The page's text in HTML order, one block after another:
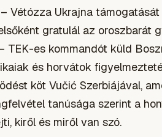
Vétózza Ukrajna
gratulál az oroszbarát
es kommandót küld
és horvátok
köt Vučić Szerbiájával,
tanúsága szerint a
kiről és miről van szó.